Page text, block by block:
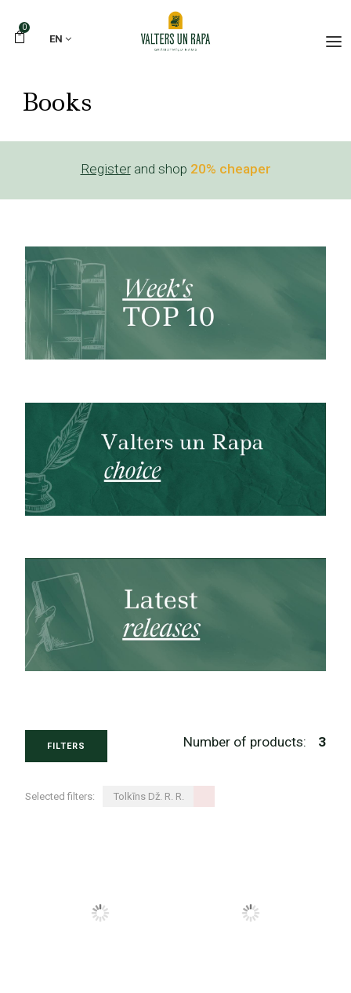
0
EN
Books
Register and shop 20% cheaper
FILTERS Number of products: 3
Selected filters: Tolkīns Dž. R. R.